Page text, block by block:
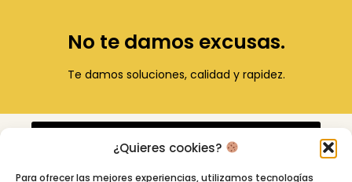
¿Quieres cookies?
Para ofrecer las mejores experiencias, utilizamos tecnologías
No te damos excusas.
Te damos soluciones, calidad y rapidez.
Pincha para escribirnos